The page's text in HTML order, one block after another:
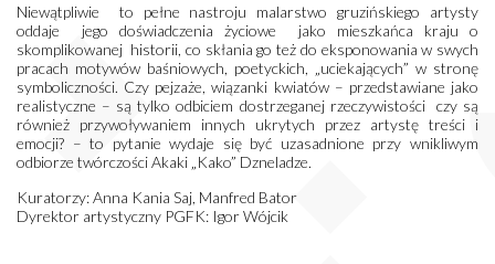
Niewątpliwie to pełne nastroju malarstwo gruzińskiego artysty
oddaje jego doświadczenia życiowe jako mieszkańca kraju o
skomplikowanej historii, co skłania go też do eksponowania w swych
pracach motywów baśniowych, poetyckich, „uciekających” w stronę
symboliczności. Czy pejzaże, wiązanki kwiatów – przedstawiane jako
realistyczne – są tylko odbiciem dostrzeganej rzeczywistości czy są
również przywoływaniem innych ukrytych przez artystę treści i
emocji? – to pytanie wydaje się być uzasadnione przy wnikliwym
odbiorze twórczości Akaki „Kako” Dzneladze.
Kuratorzy: Anna Kania Saj, Manfred Bator
Dyrektor artystyczny PGFK: Igor Wójcik